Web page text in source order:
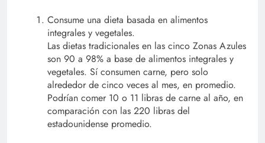
Consume una dieta basada en alimentos
integrales y vegetales.
Las dietas tradicionales en las cinco Zonas Azules
son 90 a 98% a base de alimentos integrales y
vegetales. Sí consumen carne, pero solo
alrededor de cinco veces al mes, en promedio.
Podrían comer 10 o 11 libras de carne al año, en
comparación con las 220 libras del
estadounidense promedio.